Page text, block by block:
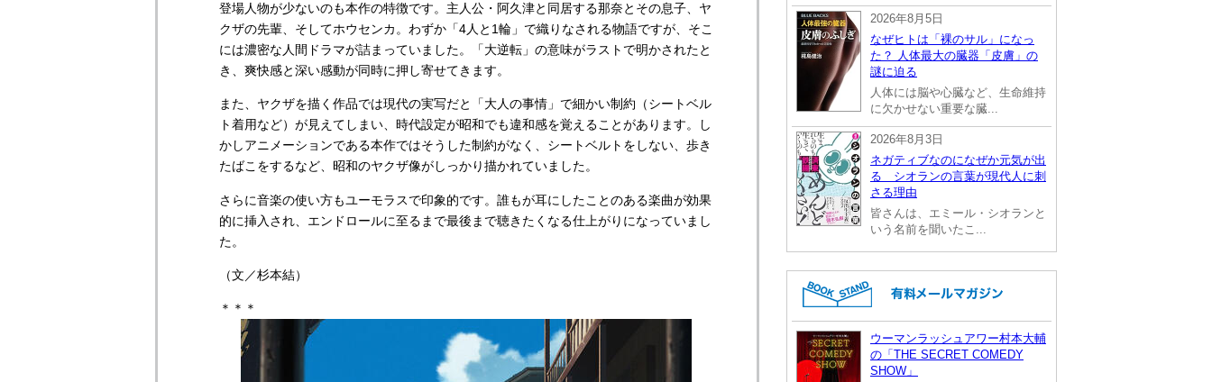
登場人物が少ないのも本作の特徴です。主人公・阿久津と同居する那奈とその息子、ヤ
クザの先輩、そしてホウセンカ。わずか「4人と1輪」で織りなされる物語ですが、そこ
には濃密な人間ドラマが詰まっていました。「大逆転」の意味がラストで明かされたと
き、爽快感と深い感動が同時に押し寄せてきます。
また、ヤクザを描く作品では現代の実写だと「大人の事情」で細かい制約（シートベル
ト着用など）が見えてしまい、時代設定が昭和でも違和感を覚えることがあります。し
かしアニメーションである本作ではそうした制約がなく、シートベルトをしない、歩き
たばこをするなど、昭和のヤクザ像がしっかり描かれていました。
さらに音楽の使い方もユーモラスで印象的です。誰もが耳にしたことのある楽曲が効果
的に挿入され、エンドロールに至るまで最後まで聴きたくなる仕上がりになっていまし
た。
（文／杉本結）
＊＊＊
2026年8月5日
なぜヒトは「裸のサル」になっ
た？ 人体最大の臓器「皮膚」の
謎に迫る
人体には脳や心臓など、生命維持
に欠かせない重要な臓...
2026年8月3日
ネガティブなのになぜか元気が出
る シオランの言葉が現代人に刺
さる理由
皆さんは、エミール・シオランと
いう名前を聞いたこ...
ウーマンラッシュアワー村本大輔
の「THE SECRET COMEDY
SHOW」